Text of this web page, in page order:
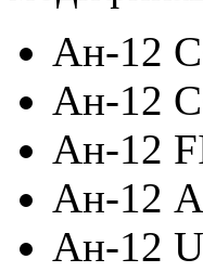
Ан-12
Ан-12
Ан-12
Ан-12
Ан-12